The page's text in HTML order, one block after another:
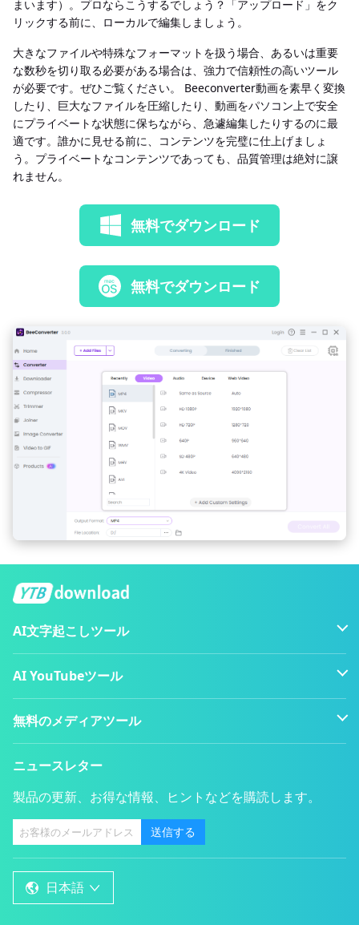
まいます）。プロならこうするでしょう？「アップロード」をク
リックする前に、ローカルで編集しましょう。
大きなファイルや特殊なフォーマットを扱う場合、あるいは重要
な数秒を切り取る必要がある場合は、強力で信頼性の高いツール
が必要です。ぜひご覧ください。 Beeconverter動画を素早く変換
したり、巨大なファイルを圧縮したり、動画をパソコン上で安全
にプライベートな状態に保ちながら、急遽編集したりするのに最
適です。誰かに見せる前に、コンテンツを完璧に仕上げましょ
う。プライベートなコンテンツであっても、品質管理は絶対に譲
れません。
無料でダウンロード
無料でダウンロード
AI文字起こしツール
AI YouTubeツール
無料のメディアツール
ニュースレター
製品の更新、お得な情報、ヒントなどを購読します。
送信する
日本語